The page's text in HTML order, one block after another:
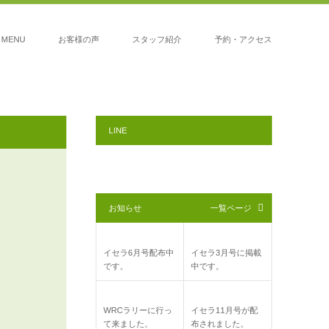
MENU お客様の声 スタッフ紹介 予約・アクセス
LINE
お知らせ 一覧ページ
イセラ6月号配布中
です。
イセラ3月号に掲載
中です。
WRCラリーに行っ
て来ました。
イセラ11月号が配
布されました。